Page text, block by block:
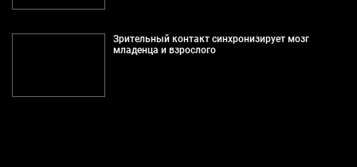
Зрительный контакт синхронизирует мозг
младенца и взрослого